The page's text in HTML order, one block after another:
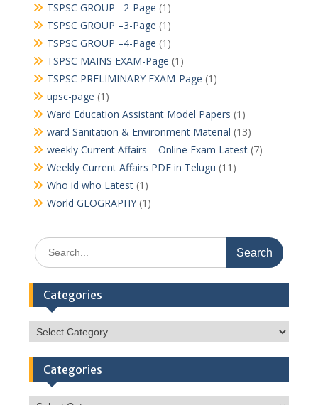
TSPSC GROUP –2-Page (1)
TSPSC GROUP –3-Page (1)
TSPSC GROUP –4-Page (1)
TSPSC MAINS EXAM-Page (1)
TSPSC PRELIMINARY EXAM-Page (1)
upsc-page (1)
Ward Education Assistant Model Papers (1)
ward Sanitation & Environment Material (13)
weekly Current Affairs – Online Exam Latest(7)
Weekly Current Affairs PDF in Telugu (11)
Who id who Latest(1)
World GEOGRAPHY(1)
Search
for:
Categories
Categories
Categories